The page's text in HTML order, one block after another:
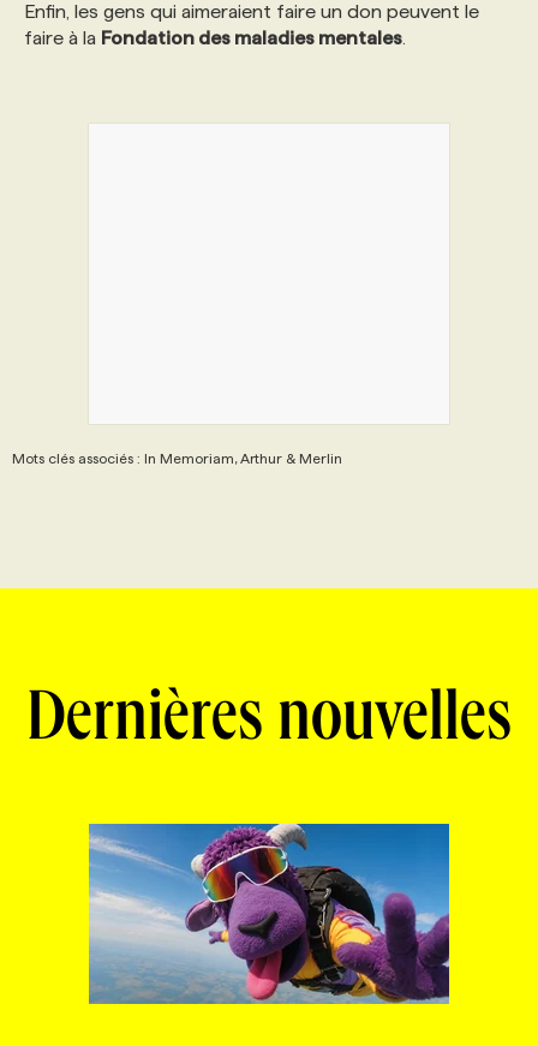
Enfin, les gens qui aimeraient faire un don peuvent le
faire à la Fondation des maladies mentales
Mots clés associés : In Memoriam, Arthur & Merlin
Dernières nouvelles